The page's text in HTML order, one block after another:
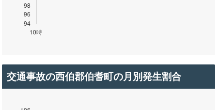
交通事故の西伯郡伯耆町の月別発生割合